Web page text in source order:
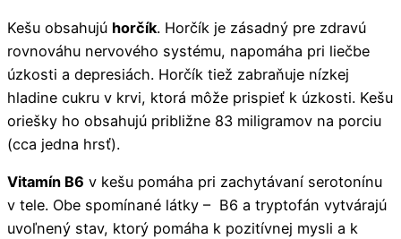
Kešu obsahujú horčík. Horčík je zásadný pre zdravú
rovnováhu nervového systému, napomáha pri liečbe
úzkosti a depresiách. Horčík tiež zabraňuje nízkej
hladine cukru v krvi, ktorá môže prispieť k úzkosti. Kešu
oriešky ho obsahujú približne 83 miligramov na porciu
(cca jedna hrsť).
Vitamín B6 v kešu pomáha pri zachytávaní serotonínu
v tele. Obe spomínané látky – B6 a tryptofán vytvárajú
uvoľnený stav, ktorý pomáha k pozitívnej mysli a k